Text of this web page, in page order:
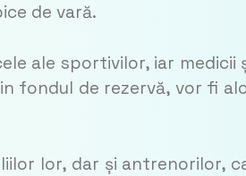
de vară.
ale sportivilor, iar medicii
fondul de rezervă, vor fi
lor, dar și antrenorilor,